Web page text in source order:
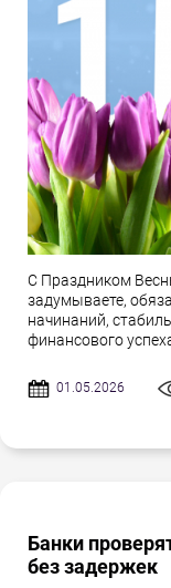
С Праздником
задумываете,
начинаний,
финансового
01.05.2026
Банки
без задержек